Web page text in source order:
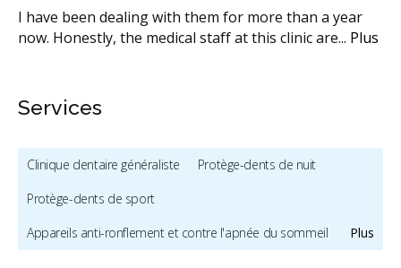
I have been dealing with them for more than a year
now. Honestly, the medical staff at this clinic are... Plus
Services
Plus
Clinique dentaire généraliste
Protège-dents de nuit
Protège-dents de sport
Appareils anti-ronflement et contre l'apnée du sommeil